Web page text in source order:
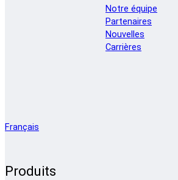
Notre équipe
Partenaires
Nouvelles
Carrières
Français
Produits